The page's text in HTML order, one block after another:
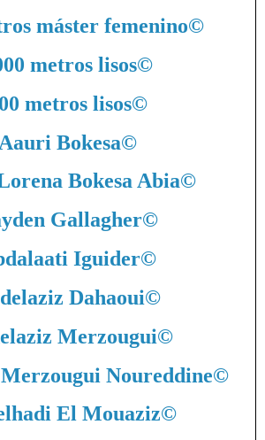
máster femenino©
metros lisos©
metros lisos©
Aauri Bokesa©
Bokesa Abia©
Gallagher©
Iguider©
Dahaoui©
Merzougui©
Noureddine©
El Mouaziz©